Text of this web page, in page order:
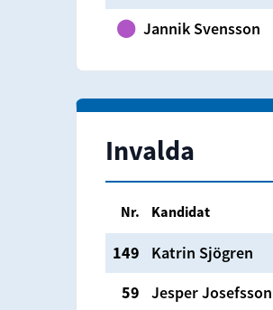
⬤ Jannik Svensson
Invalda
Nr. Kandidat
149 Katrin Sjögren
59 JesperJosefsson